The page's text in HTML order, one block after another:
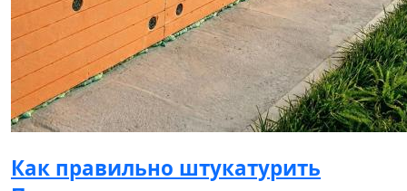
Как правильно штукатурить